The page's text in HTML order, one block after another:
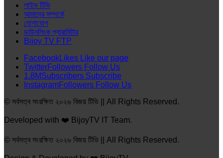
লাইভ টিভি
আমাদের সম্পর্কে
যোগাযোগ
ডাউনলিংক প্যারামিটার
Bijoy TV FTP
FacebookLikes Like our page
TwitterFollowers Follow Us
1.8MSubscribers Subscribe
InstagramFollowers Follow Us
© সর্বসত্ব সংরক্ষিত ২০২৬ বিজয় টিভি || All Rights Reserved.
Developed with ❤️ BijoyTV IT Team.
© সর্বসত্ব সংরক্ষিত ২০২৬ বিজয় টিভি || All Rights Reserved.